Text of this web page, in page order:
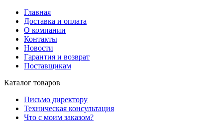
Главная
Доставка и оплата
О компании
Контакты
Новости
Гарантия и возврат
Поставщикам
Каталог товаров
Письмо директору
Техническая консультация
Что с моим заказом?